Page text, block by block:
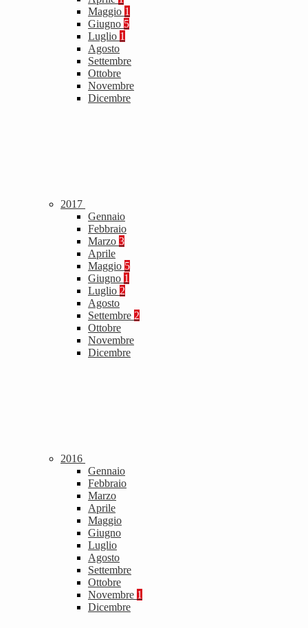
Maggio 1
Giugno 5
Luglio 1
Agosto
Settembre
Ottobre
Novembre
Dicembre
2017
Gennaio
Febbraio
Marzo 3
Aprile
Maggio 5
Giugno 1
Luglio 2
Agosto
Settembre 2
Ottobre
Novembre
Dicembre
2016
Gennaio
Febbraio
Marzo
Aprile
Maggio
Giugno
Luglio
Agosto
Settembre
Ottobre
Novembre 1
Dicembre